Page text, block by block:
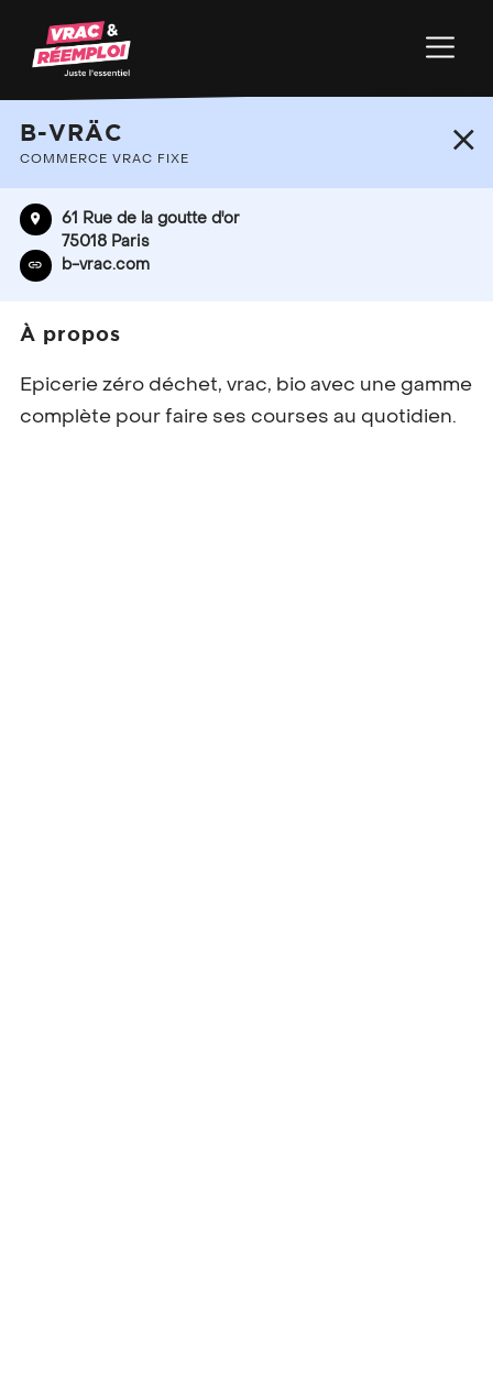
+
−
B-VRÄC
COMMERCE VRAC FIXE
61 Rue de la goutte d'or
75018 Paris
b-vrac.com
À propos
Epicerie zéro déchet, vrac, bio avec une gamme
complète pour faire ses courses au quotidien.